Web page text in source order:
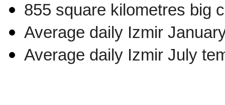
855 square kilometres big
Average daily Izmir
Average daily Izmir July